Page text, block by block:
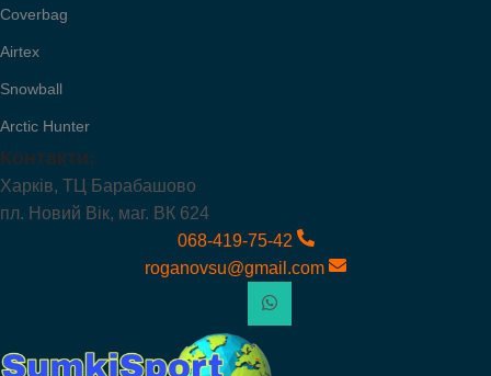
Coverbag
Airtex
Snowball
Arctic Hunter
Контакти:
Харків, ТЦ Барабашово
пл. Новий Вік, маг. ВК 624
068-419-75-42
roganovsu@gmail.com